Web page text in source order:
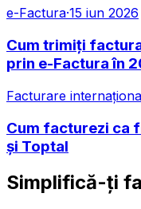
e-Factura·15 iun 2026
Cum trimiți
prin e-Factura în
Facturare
Cum facturezi ca
și Toptal
Simplifică-ți